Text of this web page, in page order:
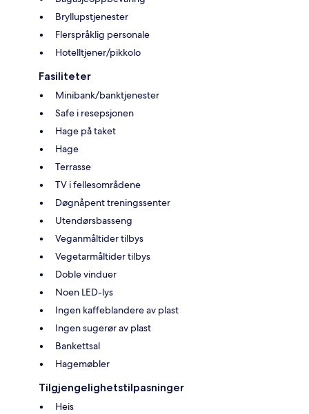
Bryllupstjenester
Flerspråklig personale
Hotelltjener/pikkolo
Fasiliteter
Minibank/banktjenester
Safe i resepsjonen
Hage på taket
Hage
Terrasse
TV i fellesområdene
Døgnåpent treningssenter
Utendørsbasseng
Veganmåltider tilbys
Vegetarmåltider tilbys
Doble vinduer
Noen LED-lys
Ingen kaffeblandere av plast
Ingen sugerør av plast
Bankettsal
Hagemøbler
Tilgjengelighetstilpasninger
Heis